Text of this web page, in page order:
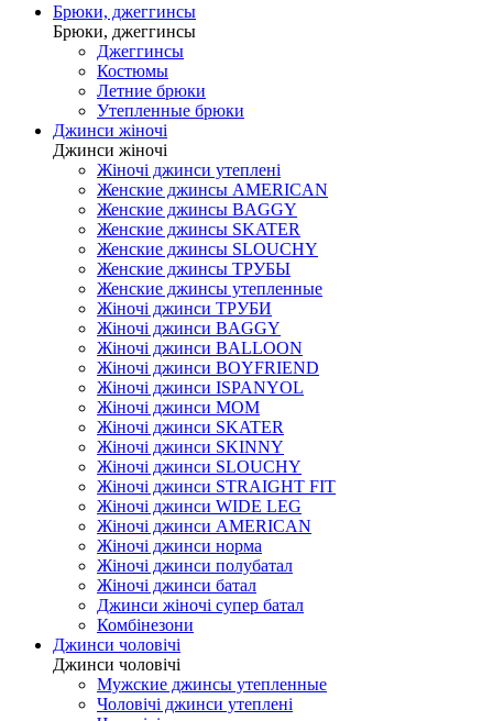
Брюки, джеггинсы
Брюки, джеггинсы
Джеггинсы
Костюмы
Летние брюки
Утепленные брюки
Джинси жіночі
Джинси жіночі
Жіночі джинси утеплені
Женские джинсы AMERICAN
Женские джинсы BAGGY
Женские джинсы SKATER
Женские джинсы SLOUCHY
Женские джинсы ТРУБЫ
Женские джинсы утепленные
Жіночі джинси ТРУБИ
Жіночі джинси BAGGY
Жіночі джинси BALLOON
Жіночі джинси BOYFRIEND
Жіночі джинси ISPANYOL
Жіночі джинси МОМ
Жіночі джинси SKATER
Жіночі джинси SKINNY
Жіночі джинси SLOUCHY
Жіночі джинси STRAIGHT FIT
Жіночі джинси WIDE LEG
Жіночі джинси AMERICAN
Жіночі джинси норма
Жіночі джинси полубатал
Жіночі джинси батал
Джинси жіночі супер батал
Комбінезони
Джинси чоловічі
Джинси чоловічі
Мужские джинсы утепленные
Чоловічі джинси утеплені